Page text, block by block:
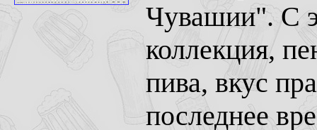
Чувашии". С
коллекция,
пива, вкус
последнее